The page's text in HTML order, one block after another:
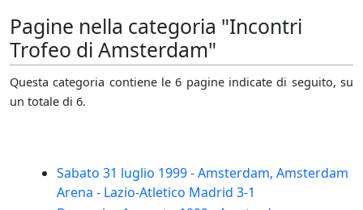
Pagine nella categoria "Incontri
Trofeo di Amsterdam"
Questa categoria contiene le 6 pagine indicate di seguito, su
un totale di 6.
Sabato 31 luglio 1999 - Amsterdam, Amsterdam
Arena - Lazio-Atletico Madrid 3-1